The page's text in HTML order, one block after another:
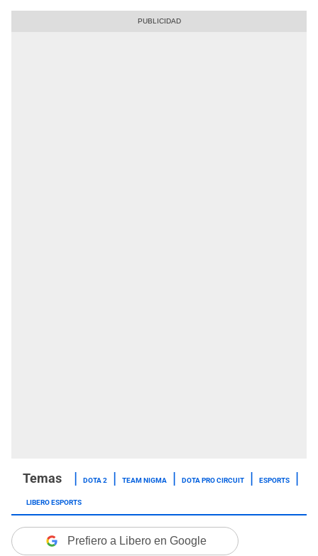
DOTA 2 TEAM NIGMA DOTA PRO CIRCUIT
ESPORTS
LIBERO ESPORTS
Prefiero a Libero en Google